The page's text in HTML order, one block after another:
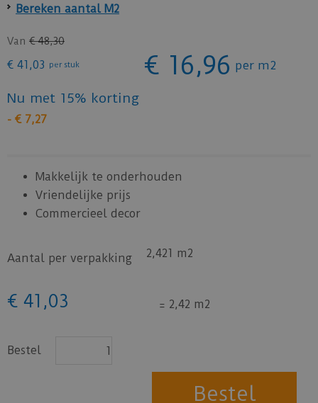
Bereken aantal M2
Van € 48,30
€ 41 ,03 per stuk € 16,96 per m2
Nu met 15% korting
- € 7,27
Makkelijk te onderhouden
Vriendelijke prijs
Commercieel decor
Aantal per verpakking 2,421 m2
€ 41 ,03 = 2,42 m2
Bestel